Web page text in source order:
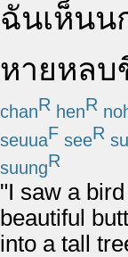
ฉันเห็นน
หายหลบ
chanR henR
seuuaF seeR
suungR
"I saw a
beautiful
into a tall